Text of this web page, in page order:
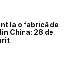
la o fabrică de
China: 28 de